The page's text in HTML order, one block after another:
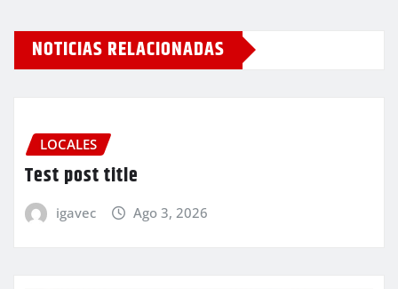
NOTICIAS RELACIONADAS
LOCALES
Test post title
igavec Ago 3, 2026